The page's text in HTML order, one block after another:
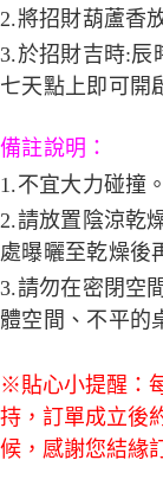
2.將招財葫蘆香
3.於招財吉時:辰
七天點上即可開
備註說明：
1.不宜大力碰撞。
2.請放置陰涼乾
處曝曬至乾燥後
3.請勿在密閉空
體空間、不平的
※貼心小提醒：
持，訂單成立後
候，感謝您結緣